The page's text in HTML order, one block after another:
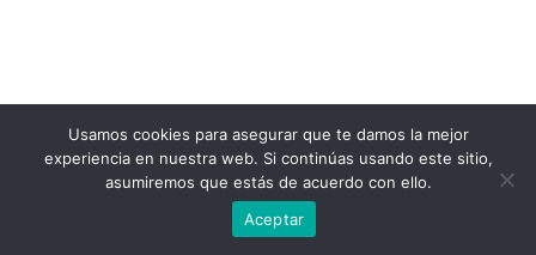
Usamos cookies para asegurar que te damos la mejor
experiencia en nuestra web. Si continúas usando este sitio,
asumiremos que estás de acuerdo con ello.
Aceptar